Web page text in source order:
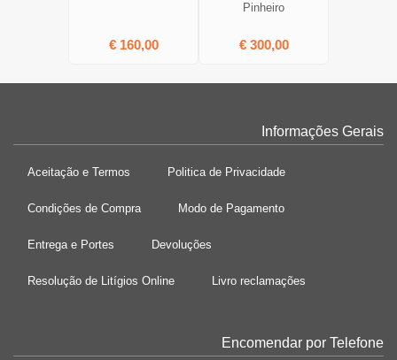
€ 160,00
Pinheiro
€ 300,00
Informações Gerais
Aceitação e Termos Politica de Privacidade
Condições de Compra Modo de Pagamento
Entrega e Portes Devoluções
Resolução de Litígios Online Livro reclamações
Encomendar por Telefone